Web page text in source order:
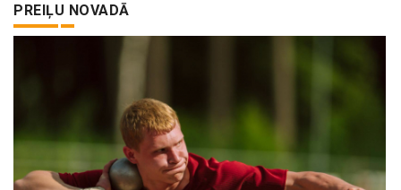
PREIĻU NOVADĀ